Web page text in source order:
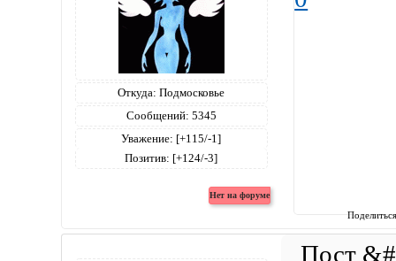
Откуда: Подмосковье
Сообщений: 5345
Уважение: [+115/-1]
Позитив: [+124/-3]